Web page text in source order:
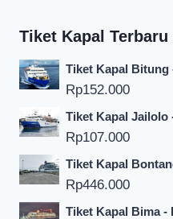
Tiket Kapal Terbaru
Tiket Kapal Bitung
Rp152.000
Tiket Kapal Jailolo
Rp107.000
Tiket Kapal
Rp446.000
Tiket Kapal Bima -